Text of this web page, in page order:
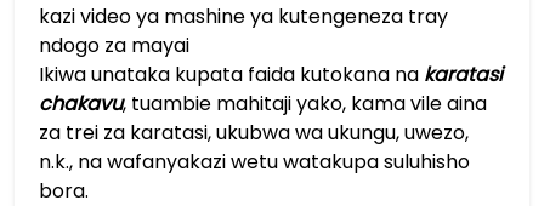
kazi video ya mashine ya kutengeneza tray
ndogo za mayai
Ikiwa unataka kupata faida kutokana na karatasi
chakavu, tuambie mahitaji yako, kama vile aina
za trei za karatasi, ukubwa wa ukungu, uwezo,
n.k., na wafanyakazi wetu watakupa suluhisho
bora.